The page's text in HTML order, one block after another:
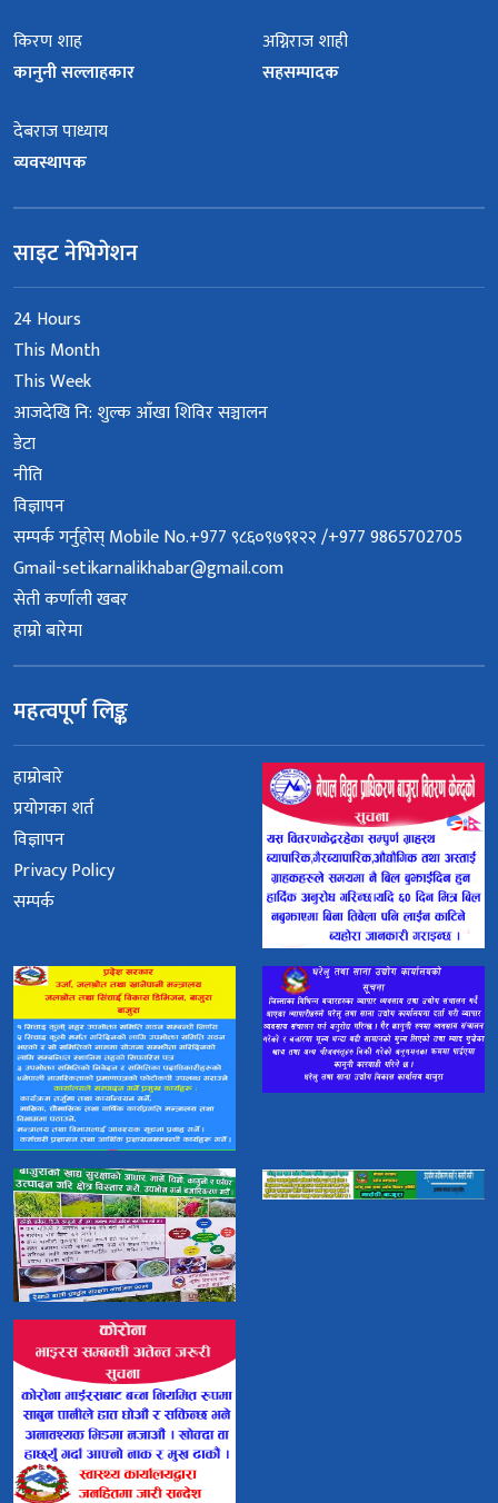
किरण शाह
कानुनी सल्लाहकार
अग्निराज शाही
सहसम्पादक
देबराज पाध्याय
व्यवस्थापक
साइट नेभिगेशन
24 Hours
This Month
This Week
आजदेखि नि: शुल्क आँखा शिविर सञ्चालन
डेटा
नीति
विज्ञापन
सम्पर्क गर्नुहोस् Mobile No.+977 ९८६०९७९१२२ /+977 9865702705
Gmail-setikarnalikhabar@gmail.com
सेती कर्णाली खबर
हाम्रो बारेमा
महत्वपूर्ण लिङ्क
हाम्रोबारे
प्रयोगका शर्त
विज्ञापन
Privacy Policy
सम्पर्क